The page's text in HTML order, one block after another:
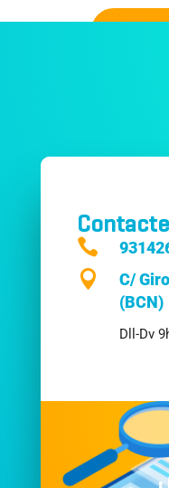
Contacte


C/
(BCN)
Dll-Dv